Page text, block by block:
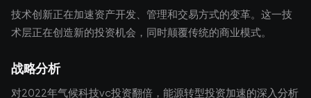
技术创新正在加速资产开发、管理和交易方式的变革。这一技
术层正在创造新的投资机会，同时颠覆传统的商业模式。
战略分析
对2022年气候科技vc投资翻倍，能源转型投资加速的深入分析